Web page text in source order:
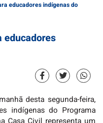
educadores indígenas do
educadores
desta segunda-feira,
indígenas do Programa